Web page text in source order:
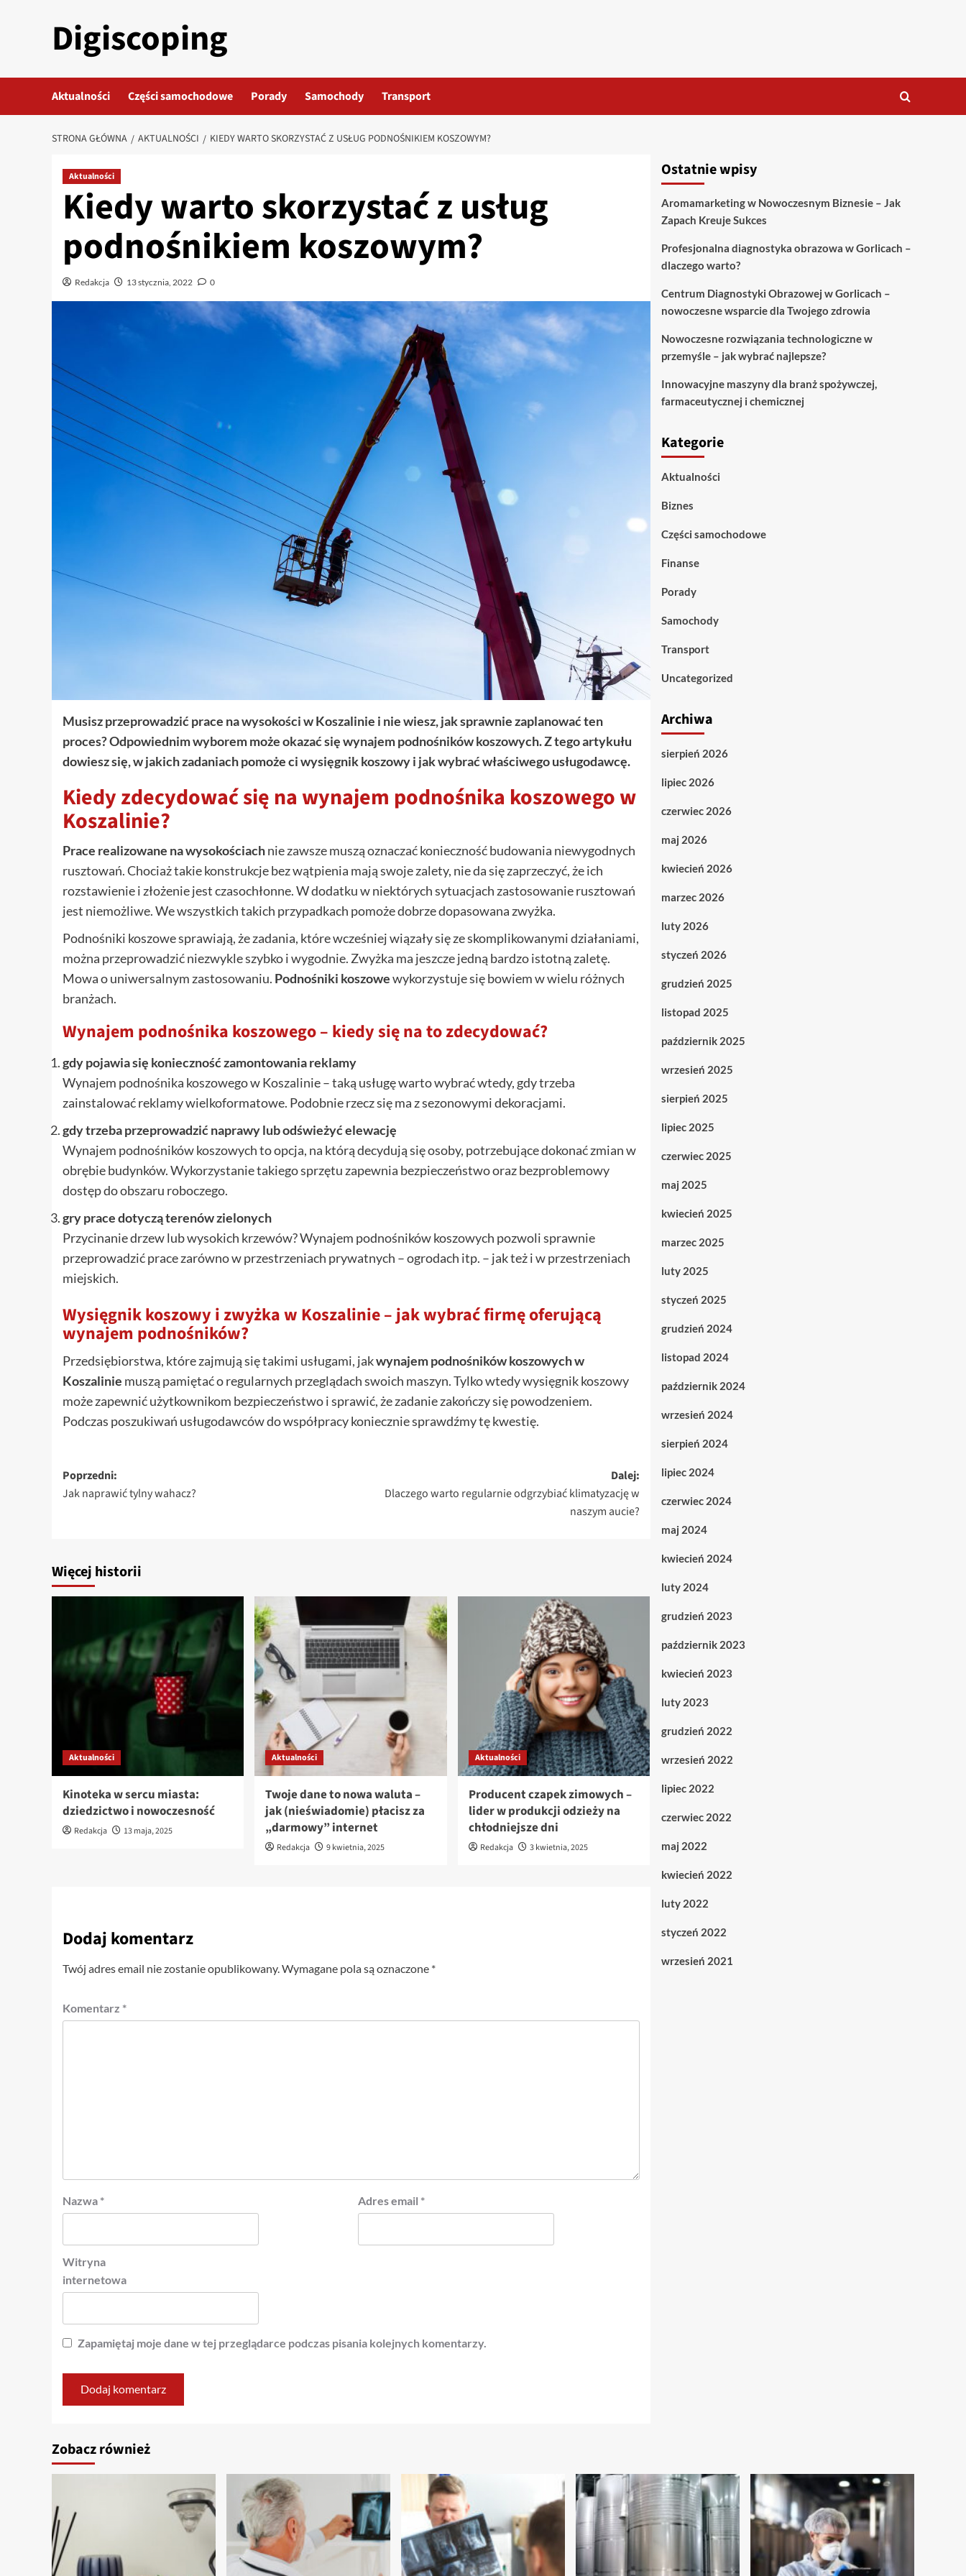
Digiscoping
Aktualności Części samochodowe Porady Samochody Transport
STRONA GŁÓWNA AKTUALNOŚCI KIEDY WARTO SKORZYSTAĆ Z USŁUG PODNOŚNIKIEM KOSZOWYM?
Aktualności
Kiedy warto skorzystać z usług
podnośnikiem koszowym?
Redakcja 13 stycznia, 2022 0
Musisz przeprowadzić prace na wysokości w Koszalinie i nie wiesz, jak sprawnie zaplanować ten
proces? Odpowiednim wyborem może okazać się wynajem podnośników koszowych. Z tego artykułu
dowiesz się, w jakich zadaniach pomoże ci wysięgnik koszowy i jak wybrać właściwego usługodawcę.
Kiedy zdecydować się na wynajem podnośnika koszowego w
Koszalinie?
Prace realizowane na wysokościachnie zawsze muszą oznaczać konieczność budowania niewygodnych
rusztowań. Chociaż takie konstrukcje bez wątpienia mają swoje zalety, nie da się zaprzeczyć, że ich
rozstawienie i złożenie jest czasochłonne. W dodatku w niektórych sytuacjach zastosowanie rusztowań
jest niemożliwe. We wszystkich takich przypadkach pomoże dobrze dopasowana zwyżka.
Podnośniki koszowe sprawiają, że zadania, które wcześniej wiązały się ze skomplikowanymi działaniami,
można przeprowadzić niezwykle szybko i wygodnie. Zwyżka ma jeszcze jedną bardzo istotną zaletę.
Mowa o uniwersalnym zastosowaniu. Podnośniki koszowewykorzystuje się bowiem w wielu różnych
branżach.
Wynajem podnośnika koszowego – kiedy się na to zdecydować?
gdy pojawia się konieczność zamontowania reklamy
Wynajem podnośnika koszowego w Koszalinie – taką usługę warto wybrać wtedy, gdy trzeba
zainstalować reklamy wielkoformatowe. Podobnie rzecz się ma z sezonowymi dekoracjami.
gdy trzeba przeprowadzić naprawy lub odświeżyć elewację
Wynajem podnośników koszowych to opcja, na którą decydują się osoby, potrzebujące dokonać zmian w
obrębie budynków. Wykorzystanie takiego sprzętu zapewnia bezpieczeństwo oraz bezproblemowy
dostęp do obszaru roboczego.
gry prace dotyczą terenów zielonych
Przycinanie drzew lub wysokich krzewów? Wynajem podnośników koszowych pozwoli sprawnie
przeprowadzić prace zarówno w przestrzeniach prywatnych – ogrodach itp. – jak też i w przestrzeniach
miejskich.
Wysięgnik koszowy i zwyżka w Koszalinie – jak wybrać firmę oferującą
wynajem podnośników?
Przedsiębiorstwa, które zajmują się takimi usługami, jakwynajem podnośników koszowych w
Koszalinie muszą pamiętać o regularnych przeglądach swoich maszyn. Tylko wtedy wysięgnik koszowy
może zapewnić użytkownikom bezpieczeństwo i sprawić, że zadanie zakończy się powodzeniem.
Podczas poszukiwań usługodawców do współpracy koniecznie sprawdźmy tę kwestię.
Zobacz
wpisy
Poprzedni:
Jak naprawić tylny wahacz?
Dalej:
Dlaczego warto regularnie odgrzybiać klimatyzację w
naszym aucie?
Więcej historii
Aktualności
Kinoteka w sercu miasta:
dziedzictwo i nowoczesność
Redakcja 13 maja, 2025
Aktualności
Twoje dane to nowa waluta –
jak (nieświadomie) płacisz za
„darmowy” internet
Redakcja 9 kwietnia, 2025
Aktualności
Producent czapek zimowych –
lider w produkcji odzieży na
chłodniejsze dni
Redakcja 3 kwietnia, 2025
Dodaj komentarz
Twój adres email nie zostanie opublikowany.Wymagane pola są oznaczone *
Komentarz *
Nazwa * Adres email *
Witryna
internetowa
Zapamiętaj moje dane w tej przeglądarce podczas pisania kolejnych komentarzy.
Ostatnie wpisy
Aromamarketing w Nowoczesnym Biznesie – Jak
Zapach Kreuje Sukces
Profesjonalna diagnostyka obrazowa w Gorlicach –
dlaczego warto?
Centrum Diagnostyki Obrazowej w Gorlicach –
nowoczesne wsparcie dla Twojego zdrowia
Nowoczesne rozwiązania technologiczne w
przemyśle – jak wybrać najlepsze?
Innowacyjne maszyny dla branż spożywczej,
farmaceutycznej i chemicznej
Kategorie
Aktualności
Biznes
Części samochodowe
Finanse
Porady
Samochody
Transport
Uncategorized
Archiwa
sierpień 2026
lipiec 2026
czerwiec 2026
maj 2026
kwiecień 2026
marzec 2026
luty 2026
styczeń 2026
grudzień 2025
listopad 2025
październik 2025
wrzesień 2025
sierpień 2025
lipiec 2025
czerwiec 2025
maj 2025
kwiecień 2025
marzec 2025
luty 2025
styczeń 2025
grudzień 2024
listopad 2024
październik 2024
wrzesień 2024
sierpień 2024
lipiec 2024
czerwiec 2024
maj 2024
kwiecień 2024
luty 2024
grudzień 2023
październik 2023
kwiecień 2023
luty 2023
grudzień 2022
wrzesień 2022
lipiec 2022
czerwiec 2022
maj 2022
kwiecień 2022
luty 2022
styczeń 2022
wrzesień 2021
Zobacz również